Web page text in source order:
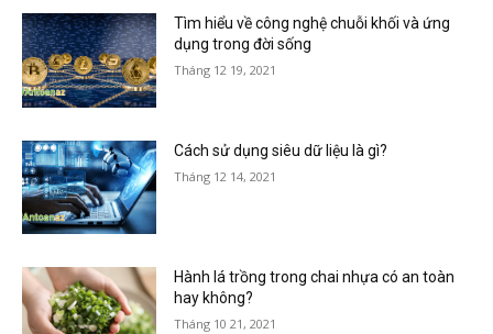
Tìm hiểu về công nghệ chuỗi khối và ứng
dụng trong đời sống
Tháng 12 19, 2021
Cách sử dụng siêu dữ liệu là gì?
Tháng 12 14, 2021
Hành lá trồng trong chai nhựa có an toàn
hay không?
Tháng 10 21, 2021